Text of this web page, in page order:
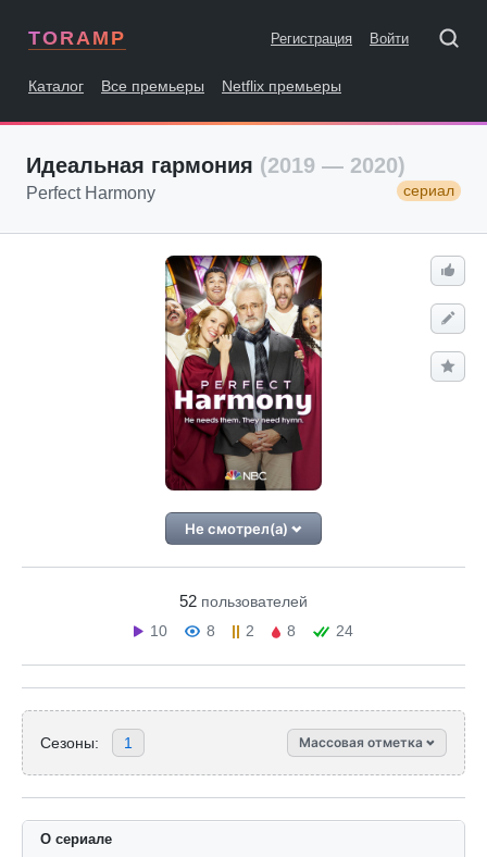
TORAMP Регистрация Войти
Каталог Все премьеры Netflix премьеры
Идеальная гармония (2019 — 2020)
сериал
Perfect Harmony
Не смотрел(а)
52 пользователей
10
8 2 8 24
Сезоны: 1 Массовая отметка
О сериале